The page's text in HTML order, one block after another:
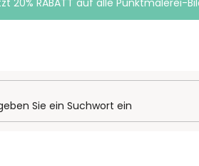
20% RABATT auf alle Punktmalerei-